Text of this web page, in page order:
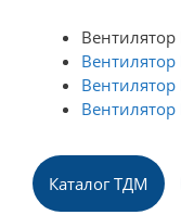
Каталог ТДМ